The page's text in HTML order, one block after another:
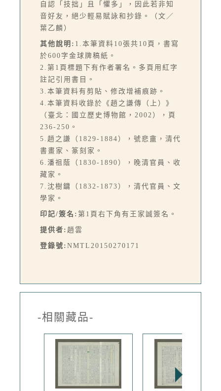
自認「技拙」且「懼多」，因此若非知
音好友，絕少輕易賦詠和抄錄。（文／
葉乙麟）
其他說明: 1.本筆資料10張共10頁，書寫
於600字金球牌稿紙。
2.第1頁標題下有作者署名。多頁用紅字
註記引用書目。
3.本筆資料有剪貼、修改增補痕跡。
4.本筆資料收錄於《趙之謙傳（上）》
（臺北：國立歷史博物館，2002），頁
236-250。
5.趙之謙（1829-1884），號悲盦，清代
書畫家、篆刻家。
6.潘祖蔭（1830-1890），晚清官員、收
藏家。
7.沈樹鏞（1832-1873），清代官員、文
學家。
印記/簽名: 第1頁右下角有王家誠簽名。
提供者: 趙雲
登錄號: NMTL20150270171
-相關藏品-